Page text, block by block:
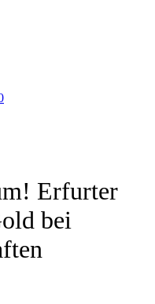
Erfurter
bei